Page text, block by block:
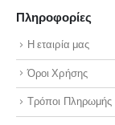
Πληροφορίες
Η εταιρία μας
Όροι Χρήσης
Τρόποι Πληρωμής